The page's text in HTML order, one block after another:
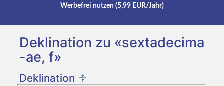
Werbefrei nutzen (5,99 EUR/Jahr)
Deklination zu «sextadecima
-ae, f»
Deklination